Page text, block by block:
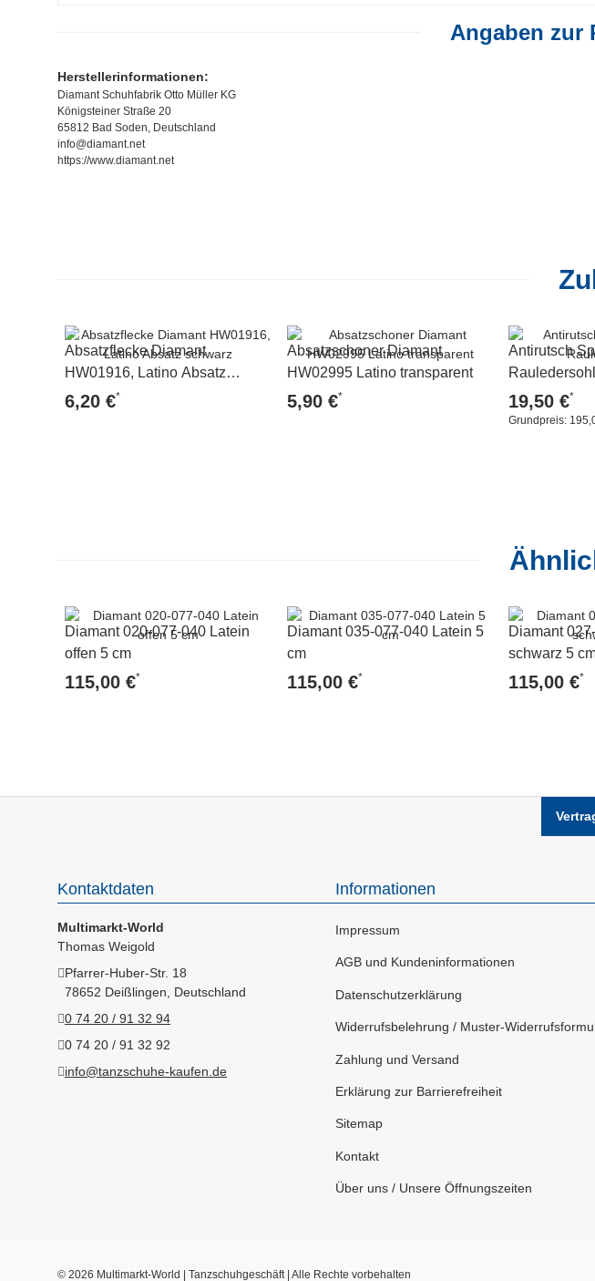
Angaben zur
Herstellerinformationen:
Diamant Schuhfabrik Otto Müller KG
Königsteiner Straße 20
65812 Bad Soden, Deutschland
info@diamant.net
https://www.diamant.net
Absatzflecke Diamant
HW01916, Latino Absatz
schwarz
6,20 €*
Absatzschoner Diamant
HW02995 Latino transparent
5,90 €*
Antirutsch
19,50 €*
Grundpreis:
Diamant 020-077-040 Latein
offen 5 cm
115,00 €*
Diamant 035-077-040 Latein 5
cm
115,00 €*
Diamant
schwarz 5
115,00 €*
Kontaktdaten
Multimarkt-World
Thomas Weigold
Pfarrer-Huber-Str. 18
78652 Deißlingen, Deutschland
0 74 20 / 91 32 94
0 74 20 / 91 32 92
info@tanzschuhe-kaufen.de
Informationen
Impressum
AGB und Kundeninformationen
Datenschutzerklärung
Widerrufsbelehrung / Muster-
Zahlung und Versand
Erklärung zur Barrierefreiheit
Sitemap
Kontakt
Über uns / Unsere Öffnungszeiten
© 2026 Multimarkt-World | Tanzschuhgeschäft | Alle Rechte vorbehalten